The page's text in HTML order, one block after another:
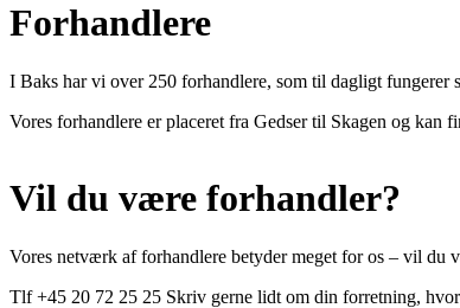
Forhandlere
I Baks har vi over 250 forhandlere, som til dagligt fungerer
Vores forhandlere er placeret fra Gedser til Skagen og kan
Vil du være forhandler?
Vores netværk af forhandlere betyder meget for os – vil du
Tlf +45 20 72 25 25 Skriv gerne lidt om din forretning,